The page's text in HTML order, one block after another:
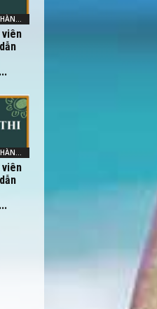
KẾT QUẢ THI ĐIỀU HÀNH - HDV
viên
viên